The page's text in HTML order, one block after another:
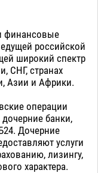
финансовые
российской
широкий спектр
СНГ, странах
Азии и Африки.
операции
банки,
Дочерние
услуги
лизингу,
характера.